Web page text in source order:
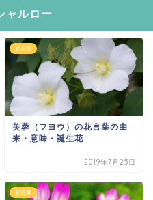
ャルロー
花言葉
芙蓉（フヨウ）の花言葉の由
来・意味・誕生花
2019年7月25日
花言葉